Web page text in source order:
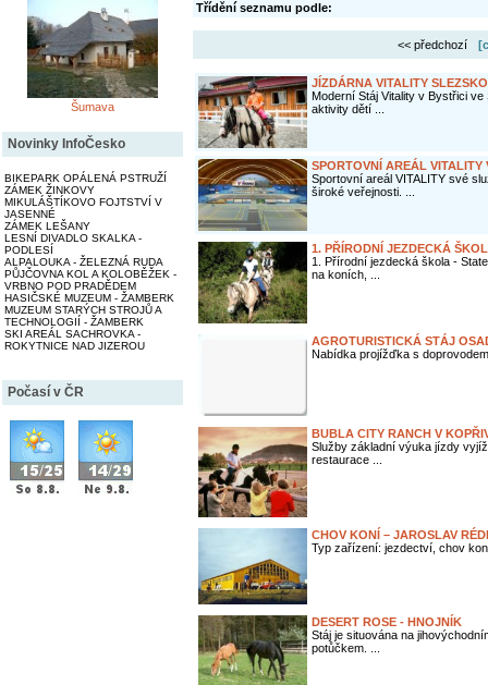
Šumava
Novinky InfoČesko
BIKEPARK OPÁLENÁ PSTRUŽÍ
ZÁMEK ŽINKOVY
MIKULÁŠTÍKOVO FOJTSTVÍ V
JASENNÉ
ZÁMEK LEŠANY
LESNÍ DIVADLO SKALKA -
PODLESÍ
ALPALOUKA - ŽELEZNÁ RUDA
PŮJČOVNA KOL A KOLOBĚŽEK -
VRBNO POD PRADĚDEM
HASIČSKÉ MUZEUM - ŽAMBERK
MUZEUM STARÝCH STROJŮ A
TECHNOLOGIÍ - ŽAMBERK
SKI AREÁL SACHROVKA -
ROKYTNICE NAD JIZEROU
Počasí v ČR
Třídění seznamu podle:
<< předchozí
JÍZDÁRNA VITALITY
Moderní Stáj Vitality v Bystřici
aktivity dětí ...
SPORTOVNÍ AREÁL VITALITY
Sportovní areál VITALITY své
široké veřejnosti. ...
1. PŘÍRODNÍ JEZDECKÁ
1. Přírodní jezdecká škola -
na koních, ...
AGROTURISTICKÁ STÁJ
Nabídka projížďka s
BUBLA CITY RANCH V
Služby základní výuka jízdy
restaurace ...
CHOV KONÍ – JAROSLAV
Typ zařízení: jezdectví, chov
DESERT ROSE - HNOJNÍK
Stáj je situována na
potůčkem. ...